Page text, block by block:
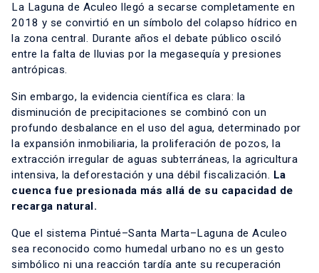
La Laguna de Aculeo llegó a secarse completamente en
2018 y se convirtió en un símbolo del colapso hídrico en
la zona central. Durante años el debate público osciló
entre la falta de lluvias por la megasequía y presiones
antrópicas.
Sin embargo, la evidencia científica es clara: la
disminución de precipitaciones se combinó con un
profundo desbalance en el uso del agua, determinado por
la expansión inmobiliaria, la proliferación de pozos, la
extracción irregular de aguas subterráneas, la agricultura
intensiva, la deforestación y una débil fiscalización. La
cuenca fue presionada más allá de su capacidad de
recarga natural.
Que el sistema Pintué–Santa Marta–Laguna de Aculeo
sea reconocido como humedal urbano no es un gesto
simbólico ni una reacción tardía ante su recuperación